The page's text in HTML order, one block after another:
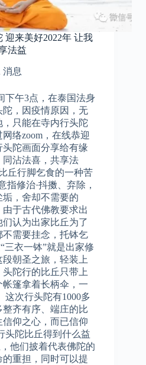
迎来美好2022年 让我
法益
消息
下午3点，在泰国法身
陀，因疫情原因，无
只能在寺内行头陀
络zoom，在线恭迎
陀画面分享给有缘
沾法喜，共享法
丘行脚乞食的一种苦
指修治·抖擞、弃除，
，舍却不需要的
于古代佛教要求出
认为出家比丘为了
需要挂念，托钵乞
衣一钵”就是出家修
朝圣之旅，轻装上
陀行的比丘只带上
篷拿着长柄伞，一
这次行头陀有1000多
齐有序、端庄的比
仰之心，而已信仰
头陀比丘得到什么益
他们披着代表佛陀的
重担，同时可以提